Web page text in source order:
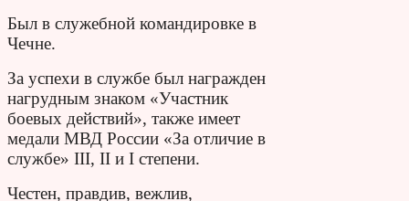
Был в служебной командировке в
Чечне.
За успехи в службе был награжден
нагрудным знаком «Участник
боевых действий», также имеет
медали МВД России «За отличие в
службе» III, II и I степени.
Честен, правдив, вежлив,